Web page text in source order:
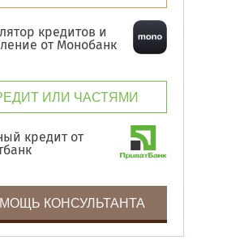
кредитов и
от Монобанк
ИЛИ ЧАСТЯМИ
кредит от
КОНСУЛЬТАНТА